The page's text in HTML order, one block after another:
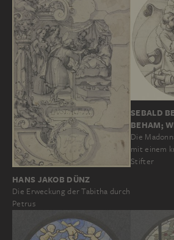
HANS JAKOB DÜNZ
Die Erweckung der Tabitha durch
Petrus
SEBALD
BEHAM;
Die
mit einem
Stifter